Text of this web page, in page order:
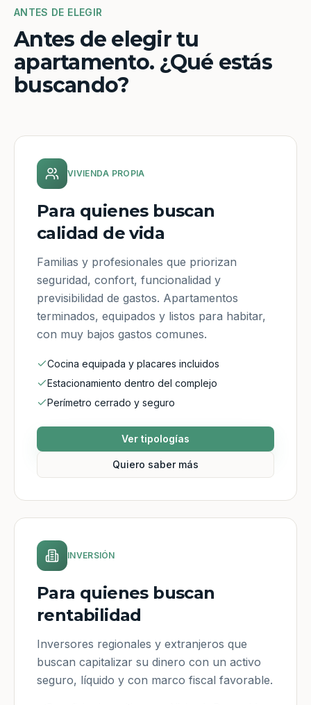
ANTES DE ELEGIR
Antes de elegir tu
apartamento. ¿Qué estás
buscando?
VIVIENDA PROPIA
Para quienes buscan
calidad de vida
Familias y profesionales que priorizan
seguridad, confort, funcionalidad y
previsibilidad de gastos. Apartamentos
terminados, equipados y listos para habitar,
con muy bajos gastos comunes.
Cocina equipada y placares incluidos
Estacionamiento dentro del complejo
Perímetro cerrado y seguro
Ver tipologías
Quiero saber más
INVERSIÓN
Para quienes buscan
rentabilidad
Inversores regionales y extranjeros que
buscan capitalizar su dinero con un activo
seguro, líquido y con marco fiscal favorable.